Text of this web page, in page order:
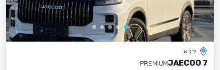
ירכא
JAECOO 7
PREMIUM